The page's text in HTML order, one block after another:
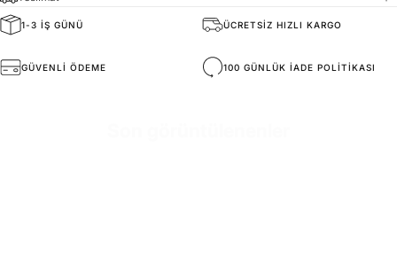
Yüksek Kaliteli Malzemeler
1-3 IŞ GÜNÜ ÜCRETSIZ HIZLI KARGO
GÜVENLI ÖDEME 100 GÜNLÜK IADE POLITIKASI